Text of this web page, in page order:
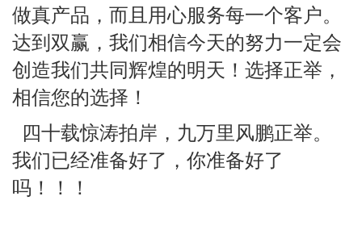
做真产品，而且用心服务每一个客户。
达到双赢，我们相信今天的努力一定会
创造我们共同辉煌的明天！选择正举，
相信您的选择！
四十载惊涛拍岸，九万里风鹏正举。
我们已经准备好了，你准备好了
吗！！！